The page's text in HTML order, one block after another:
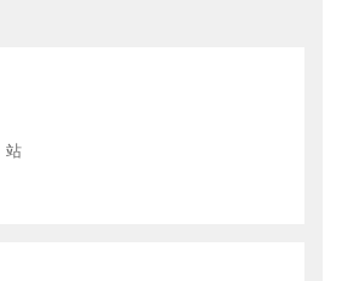
站